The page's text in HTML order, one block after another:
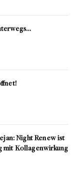
Night Renew ist
mit Kollagenwirkung